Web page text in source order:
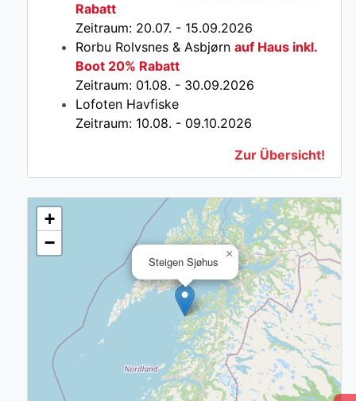
Rabatt
Zeitraum: 20.07. - 15.09.2026
Rorbu Rolvsnes & Asbjørn auf Haus inkl.
Boot 20% Rabatt
Zeitraum: 01.08. - 30.09.2026
Lofoten Havfiske
Zeitraum: 10.08. - 09.10.2026
Zur Übersicht!
Steigen Sjøhus
×
+
−